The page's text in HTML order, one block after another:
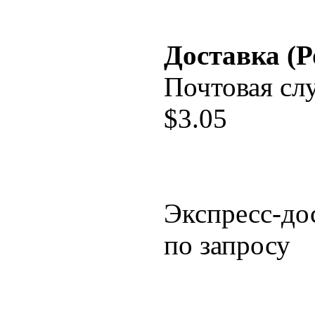
Доставка
Почтовая
$3.05
Экспресс-
по запросу